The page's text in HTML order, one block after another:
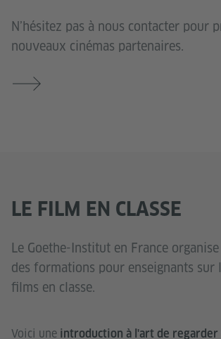
N’hésitez pas à nous contacter pour
nouveaux cinémas partenaires.
LE FILM EN CLASSE
Le Goethe-Institut en France
des formations pour enseignants sur
films en classe.
Voici une introduction à l'art de regarder